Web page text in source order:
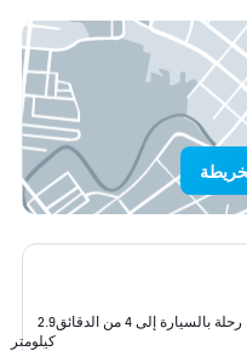
رحلة بالسيارة إلى 4 من الدقائق
2.9
كيلومتر